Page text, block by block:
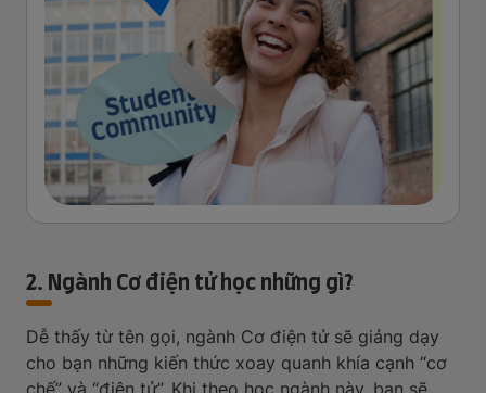
2. Ngành Cơ điện tử học những gì?
Dễ thấy từ tên gọi, ngành Cơ điện tử sẽ giảng dạy
cho bạn những kiến thức xoay quanh khía cạnh “cơ
chế” và “điện tử”. Khi theo học ngành này, bạn sẽ